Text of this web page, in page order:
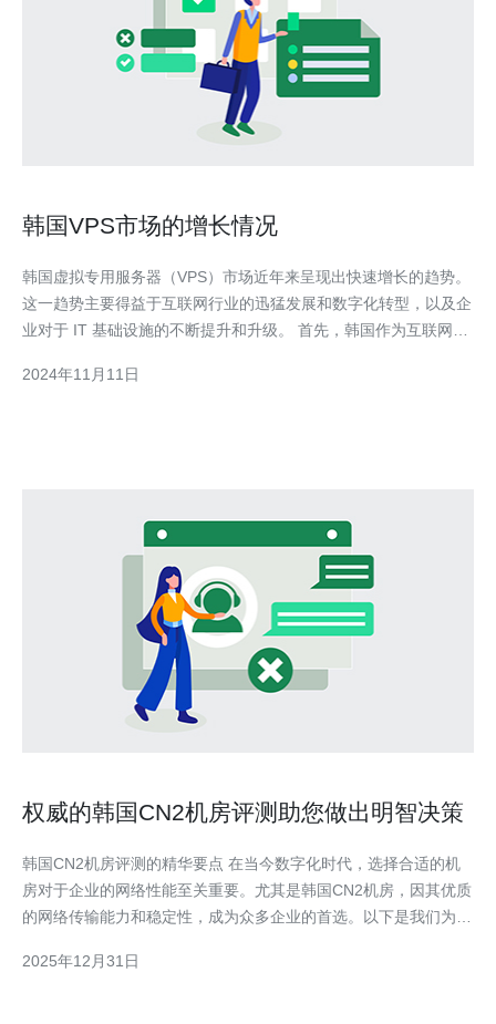
韩国VPS市场的增长情况
韩国虚拟专用服务器（VPS）市场近年来呈现出快速增长的趋势。
这一趋势主要得益于互联网行业的迅猛发展和数字化转型，以及企
业对于 IT 基础设施的不断提升和升级。 首先，韩国作为互联网发
普及率突破了90%，成为全球互联网普及率最高的国家之一。这使
2024年11月11日
权威的韩国CN2机房评测助您做出明智决策
韩国CN2机房评测的精华要点 在当今数字化时代，选择合适的机
房对于企业的网络性能至关重要。尤其是韩国CN2机房，因其优质
的网络传输能力和稳定性，成为众多企业的首选。以下是我们为您
网络性能卓越：韩国CN2机房采用了先进的网络技术，提供了低延
2025年12月31日